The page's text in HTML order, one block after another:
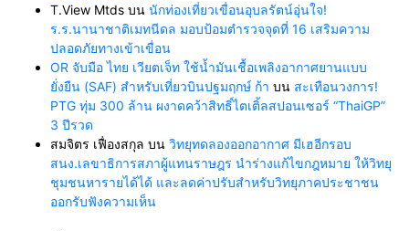
T.View Mtds บน นักท่องเที่ยวเขื่อนอุบลรัตน์อุ่นใจ!
ร.ร.นานาชาติเมทนีดล มอบป้อมตำรวจจุดที่ 16 เสริมความ
ปลอดภัยทางเข้าเขื่อน
OR จับมือ ไทย เวียตเจ็ท ใช้น้ำมันเชื้อเพลิงอากาศยานแบบ
ยั่งยืน (SAF) สำหรับเที่ยวบินปฐมฤกษ์ ก้า บน สะเทือนวงการ!
PTG ทุ่ม 300 ล้าน ผงาดคว้าสิทธิ์ไตเติ้ลสปอนเซอร์ “ThaiGP”
3 ปีรวด
สมจิตร เฟื่องสกุล บน วิทยุทดลองออกอากาศ มีเฮอีกรอบ
สนง.เลขาธิการสภาผู้แทนราษฎร นำร่างแก้ไขกฎหมาย ให้วิทยุ
ชุมชนหารายได้ได้ และลดค่าปรับสำหรับวิทยุภาคประชาชน
ออกรับฟังความเห็น